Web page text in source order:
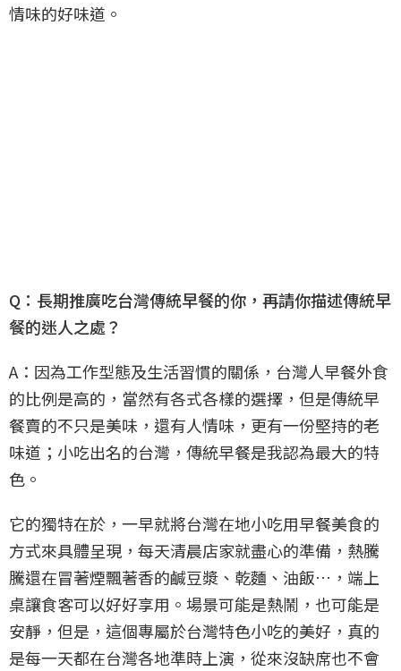
情味的好味道。
Q：長期推廣吃台灣傳統早餐的你，再請你描述傳統早
餐的迷人之處？
A：因為工作型態及生活習慣的關係，台灣人早餐外食
的比例是高的，當然有各式各樣的選擇，但是傳統早
餐賣的不只是美味，還有人情味，更有一份堅持的老
味道；小吃出名的台灣，傳統早餐是我認為最大的特
色。
它的獨特在於，一早就將台灣在地小吃用早餐美食的
方式來具體呈現，每天清晨店家就盡心的準備，熱騰
騰還在冒著煙飄著香的鹹豆漿、乾麵、油飯…，端上
桌讓食客可以好好享用。場景可能是熱鬧，也可能是
安靜，但是，這個專屬於台灣特色小吃的美好，真的
是每一天都在台灣各地準時上演，從來沒缺席也不會